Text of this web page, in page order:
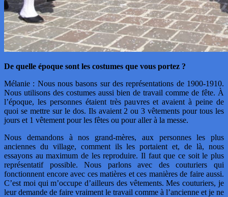
De quelle époque sont les costumes que vous portez ?
Mélanie : Nous nous basons sur des représentations de 1900-1910.
Nous utilisons des costumes aussi bien de travail comme de fête. À
l’époque, les personnes étaient très pauvres et avaient à peine de
quoi se mettre sur le dos. Ils avaient 2 ou 3 vêtements pour tous les
jours et 1 vêtement pour les fêtes ou pour aller à la messe.
Nous demandons à nos grand-mères, aux personnes les plus
anciennes du village, comment ils les portaient et, de là, nous
essayons au maximum de les reproduire. Il faut que ce soit le plus
représentatif possible. Nous parlons avec des couturiers qui
fonctionnent encore avec ces matières et ces manières de faire aussi.
C’est moi qui m’occupe d’ailleurs des vêtements. Mes couturiers, je
leur demande de faire vraiment le travail comme à l’ancienne et je ne